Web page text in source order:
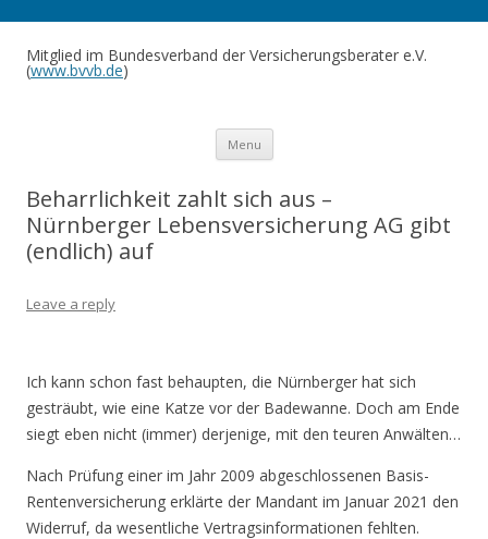
Mitglied im Bundesverband der Versicherungsberater e.V.
(www.bvvb.de)
Menu Skip to content
Beharrlichkeit zahlt sich aus –
Nürnberger Lebensversicherung AG gibt
(endlich) auf
Leave a reply
Ich kann schon fast behaupten, die Nürnberger hat sich
gesträubt, wie eine Katze vor der Badewanne. Doch am Ende
siegt eben nicht (immer) derjenige, mit den teuren Anwälten…
Nach Prüfung einer im Jahr 2009 abgeschlossenen Basis-
Rentenversicherung erklärte der Mandant im Januar 2021 den
Widerruf, da wesentliche Vertragsinformationen fehlten.